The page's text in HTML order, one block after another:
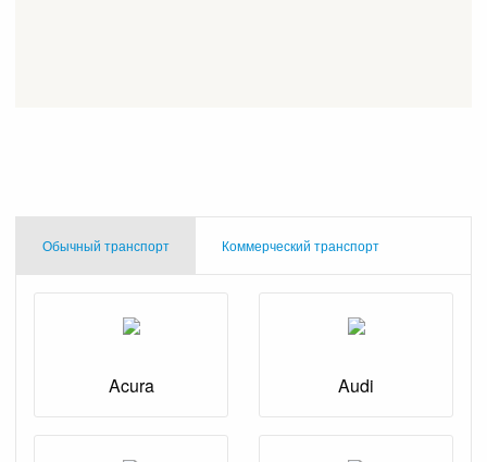
Обычный транспорт Коммерческий транспорт
Acura Audi